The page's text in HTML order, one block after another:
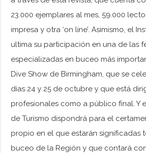
23.000 ejemplares al mes, 59.000
impresa y otra ‘on line’. Asimismo, el
ultima su participación en una de las
especializadas en buceo más
Dive Show de Birmingham, que se
días 24 y 25 de octubre y que está
profesionales como a público final. Y
de Turismo dispondrá para el
propio en el que estarán significadas
buceo de la Región y que contará